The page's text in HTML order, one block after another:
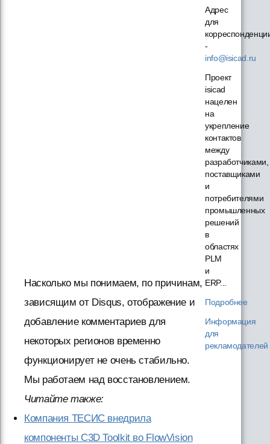
Насколько мы понимаем, по причинам,
зависящим от Disqus, отображение и
добавление комментариев для
некоторых регионов временно
функционирует не очень стабильно.
Мы работаем над восстановлением.
Читайте также:
Компания ТЕСИС внедрила
компоненты C3D Toolkit во FlowVision
Адрес
для
-
info@isicad.ru
Проект
isicad
нацелен
на
укрепление
контактов
между
разработчиками,
поставщиками
и
потребителями
промышленных
решений
в
областях
PLM
и
ERP...
Подробнее
Информация
для
рекламодателей